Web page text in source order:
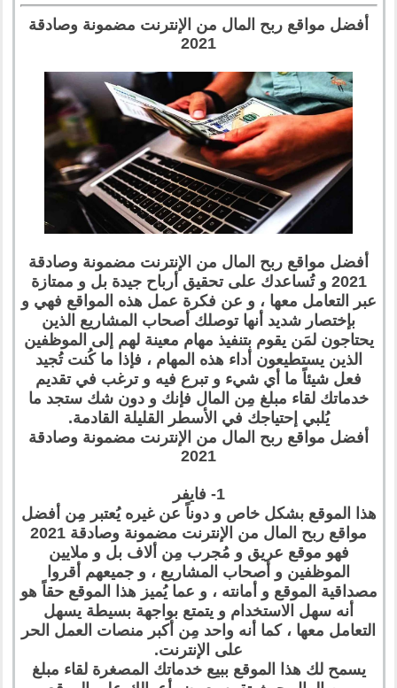
أفضل مواقع ربح المال من الإنترنت مضمونة وصادقة
2021
أفضل مواقع ربح المال من الإنترنت مضمونة وصادقة
2021 و تُساعدك على تحقيق أرباح جيدة بل و ممتازة
عبر التعامل معها ، و عن فكرة عمل هذه المواقع فهي و
بإختصار شديد أنها توصلك أصحاب المشاريع الذين
يحتاجون لمَن يقوم بتنفيذ مهام معينة لهم إلى الموظفين
الذين يستطيعون أداء هذه المهام ، فإذا ما كُنت تُجيد
فعل شيئاً ما أي شيء و تبرع فيه و ترغب في تقديم
خدماتك لقاء مبلغ مِن المال فإنك و دون شك ستجد ما
يُلبي إحتياجك في الأسطر القليلة القادمة.
أفضل مواقع ربح المال من الإنترنت مضمونة وصادقة
2021
1- فايفر
هذا الموقع بشكل خاص و دوناً عن غيره يُعتبر مِن أفضل
مواقع ربح المال من الإنترنت مضمونة وصادقة 2021
فهو موقع عريق و مُجرب مِن ألاف بل و ملايين
الموظفين و أصحاب المشاريع ، و جميعهم أقروا
مصداقية الموقع و أمانته ، و عما يُميز هذا الموقع حقاً هو
أنه سهل الاستخدام و يتمتع بواجهة بسيطة يسهل
التعامل معها ، كما أنه واحد مِن أكبر منصات العمل الحر
على الإنترنت.
يسمح لك هذا الموقع ببيع خدماتك المصغرة لقاء مبلغ